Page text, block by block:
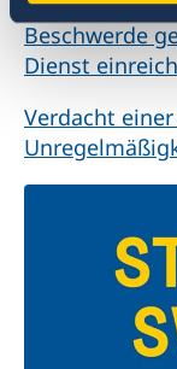
Beschwerde
Dienst
Verdacht